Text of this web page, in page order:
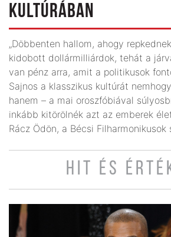
KULTÚRÁBAN
„Döbbenten hallom, ahogy
kidobott dollármilliárdok, tehát a
van pénz arra, amit a politikusok
Sajnos a klasszikus kultúrát
hanem – a mai oroszfóbiával
inkább kitörölnék azt az emberek
Rácz Ödön, a Bécsi Filharmonikusok
HIT ÉS